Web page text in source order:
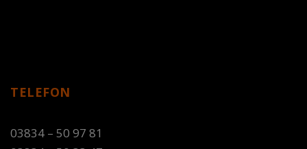
TELEFON
03834 – 50 97 81